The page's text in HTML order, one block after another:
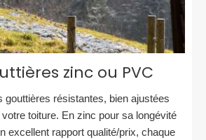
zinc ou PVC
gouttières résistantes, bien ajustées
toiture. En zinc pour sa longévité
excellent rapport qualité/prix, chaque